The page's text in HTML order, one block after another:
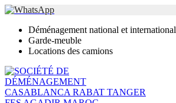
Déménagement national et international
Garde-meuble
Locations des camions